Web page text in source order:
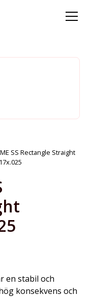
SS Rectangle Straight
en stabil och
konsekvens och